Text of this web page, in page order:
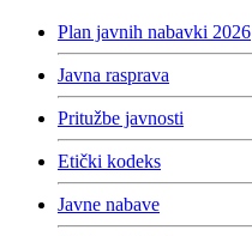
Plan javnih nabavki 2026
Javna rasprava
Pritužbe javnosti
Etički kodeks
Javne nabave